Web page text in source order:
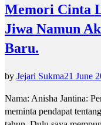
Memori Cinta
Jiwa Namun
Baru.
by Jejari Sukma21 June
Nama: Anisha Jantina:
meminta pendapat